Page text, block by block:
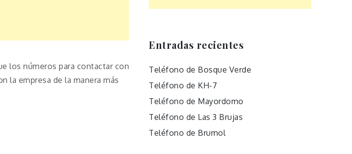
los números para contactar con
la empresa de la manera más
Entradas recientes
Teléfono de Bosque Verde
Teléfono de KH-7
Teléfono de Mayordomo
Teléfono de Las 3 Brujas
Teléfono de Brumol